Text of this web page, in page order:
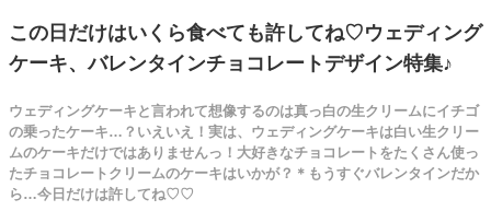
この日だけはいくら食べても許してね♡ウェディング
ケーキ、バレンタインチョコレートデザイン特集♪
ウェディングケーキと言われて想像するのは真っ白の生クリームにイチゴ
の乗ったケーキ…？いえいえ！実は、ウェディングケーキは白い生クリー
ムのケーキだけではありませんっ！大好きなチョコレートをたくさん使っ
たチョコレートクリームのケーキはいかが？＊もうすぐバレンタインだか
ら…今日だけは許してね♡♡